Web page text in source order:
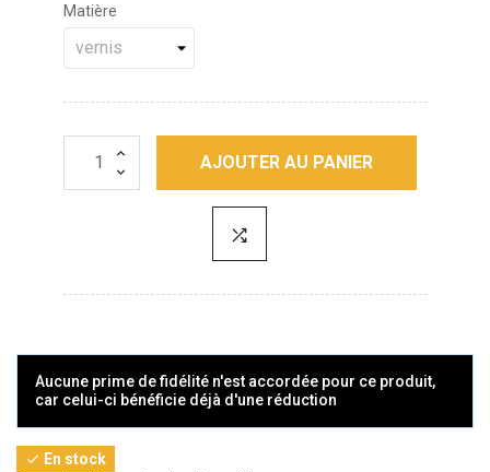
Matière
AJOUTER AU PANIER
Aucune prime de fidélité n'est accordée pour ce produit,
car celui-ci bénéficie déjà d'une réduction
 En stock